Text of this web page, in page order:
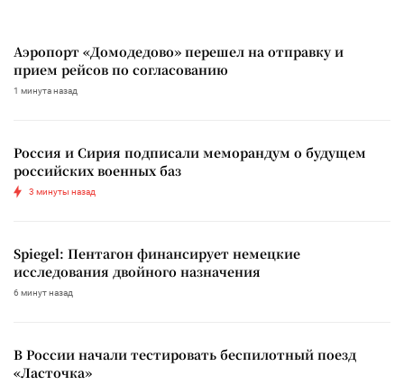
Аэропорт «Домодедово» перешел на отправку и
прием рейсов по согласованию
1 минута назад
Россия и Сирия подписали меморандум о будущем
российских военных баз
3 минуты назад
Spiegel: Пентагон финансирует немецкие
исследования двойного назначения
6 минут назад
В России начали тестировать беспилотный поезд
«Ласточка»